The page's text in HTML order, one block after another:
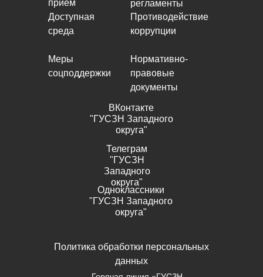
Противодействие
коррупции
Доступная
среда
Меры
соцподдержки
Политика обработки персональных
данных
регламенты
Нормативно-
правовые
документы
прием
ВКонтакте
"ГУСЗН Западного
округа"
Телеграм
"ГУСЗН
Западного
округа"
Одноклассники
"ГУСЗН Западного
округа"